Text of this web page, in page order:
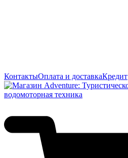
КонтактыОплата и доставкаКредит